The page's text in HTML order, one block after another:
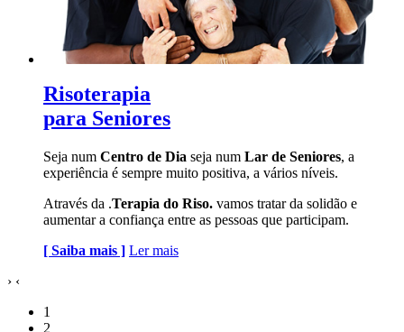
Risoterapia
para Seniores
Seja num Centro de Dia seja num Lar de Seniores, a
experiência é sempre muito positiva, a vários níveis.
Através da .Terapia do Riso. vamos tratar da solidão e
aumentar a confiança entre as pessoas que participam.
[ Saiba mais ] Ler mais
› ‹
1
2